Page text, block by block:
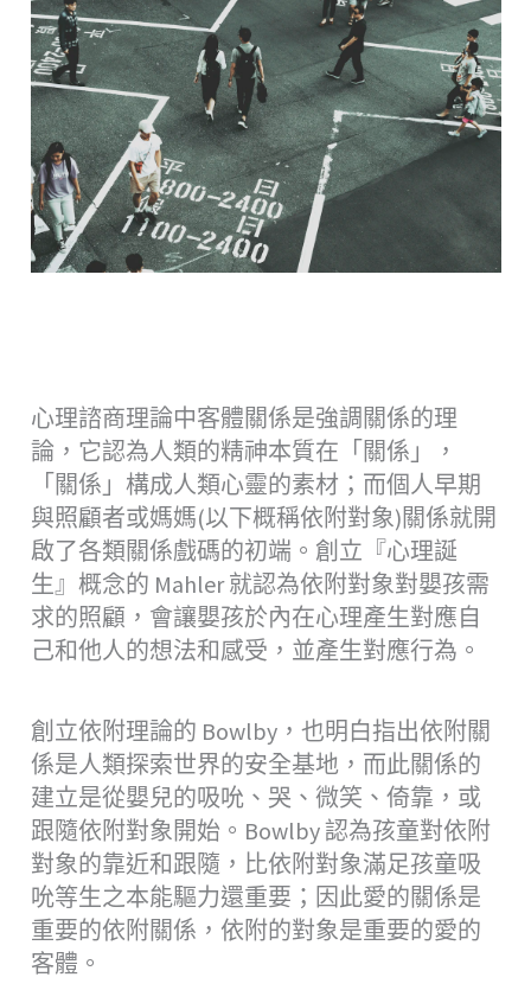
心理諮商理論中客體關係是強調關係的理
論，它認為人類的精神本質在「關係」，
「關係」構成人類心靈的素材；而個人早期
與照顧者或媽媽(以下概稱依附對象)關係就開
啟了各類關係戲碼的初端。創立『心理誕
生』概念的 Mahler 就認為依附對象對嬰孩需
求的照顧，會讓嬰孩於內在心理產生對應自
己和他人的想法和感受，並產生對應行為。
創立依附理論的 Bowlby，也明白指出依附關
係是人類探索世界的安全基地，而此關係的
建立是從嬰兒的吸吮、哭、微笑、倚靠，或
跟隨依附對象開始。Bowlby 認為孩童對依附
對象的靠近和跟隨，比依附對象滿足孩童吸
吮等生之本能驅力還重要；因此愛的關係是
重要的依附關係，依附的對象是重要的愛的
客體。